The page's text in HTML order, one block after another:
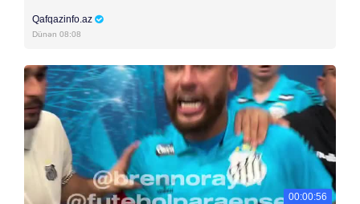
Qafqazinfo.az
Dünən 08:08
00:00:56